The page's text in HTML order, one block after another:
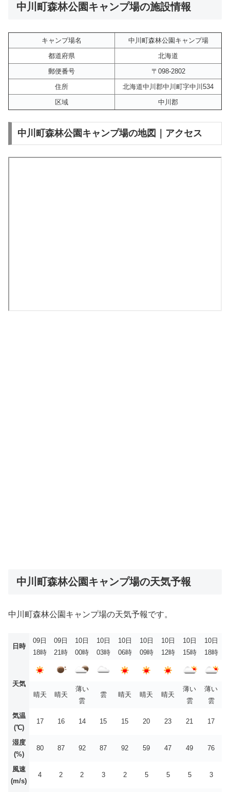
中川町森林公園キャンプ場の施設情報
キャンプ場名
中川町森林公園キャンプ場
都道府県
北海道
郵便番号
〒098-2802
住所
北海道中川郡中川町字中川534
区域
中川郡
中川町森林公園キャンプ場の地図｜アクセス
中川町森林公園キャンプ場の天気予報
中川町森林公園キャンプ場の天気予報です。
日時
09日
18時
09日
21時
10日
00時
10日
03時
10日
06時
10日
09時
10日
12時
10日
15時
10日
18時
天気
晴天
晴天
薄い
雲
雲 晴天 晴天 晴天
薄い
雲
薄い
雲
気温
(℃)
17 16 14 15 15 20 23 21 17
湿度
(%)
80 87 92 87 92 59 47 49 76
風速
(m/s)
4 2 2 3 2 5 5 5 3